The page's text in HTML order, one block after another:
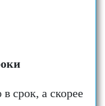
срок, а скорее